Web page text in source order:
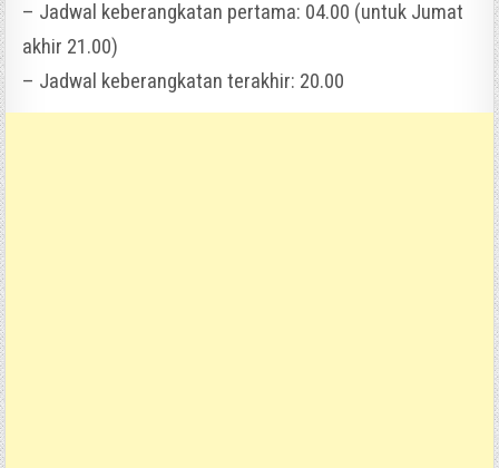
– Jadwal keberangkatan pertama: 04.00 (untuk Jumat
akhir 21.00)
– Jadwal keberangkatan terakhir: 20.00